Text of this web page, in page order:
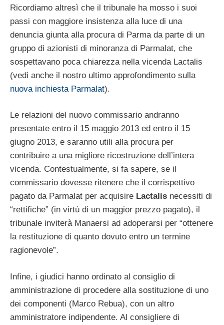
Ricordiamo altresì che il tribunale ha mosso i suoi
passi con maggiore insistenza alla luce di una
denuncia giunta alla procura di Parma da parte di un
gruppo di azionisti di minoranza di Parmalat, che
sospettavano poca chiarezza nella vicenda Lactalis
(vedi anche il nostro ultimo approfondimento sulla
nuova inchiesta Parmalat).
Le relazioni del nuovo commissario andranno
presentate entro il 15 maggio 2013 ed entro il 15
giugno 2013, e saranno utili alla procura per
contribuire a una migliore ricostruzione dell’intera
vicenda. Contestualmente, si fa sapere, se il
commissario dovesse ritenere che il corrispettivo
pagato da Parmalat per acquisire Lactalis necessiti di
“rettifiche” (in virtù di un maggior prezzo pagato), il
tribunale inviterà Manaersi ad adoperarsi per “ottenere
la restituzione di quanto dovuto entro un termine
ragionevole”.
Infine, i giudici hanno ordinato al consiglio di
amministrazione di procedere alla sostituzione di uno
dei componenti (Marco Rebua), con un altro
amministratore indipendente. Al consigliere di